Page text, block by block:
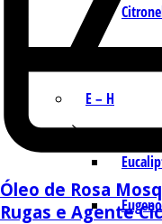
E – H
Óleo de Rosa
Rugas e Agente